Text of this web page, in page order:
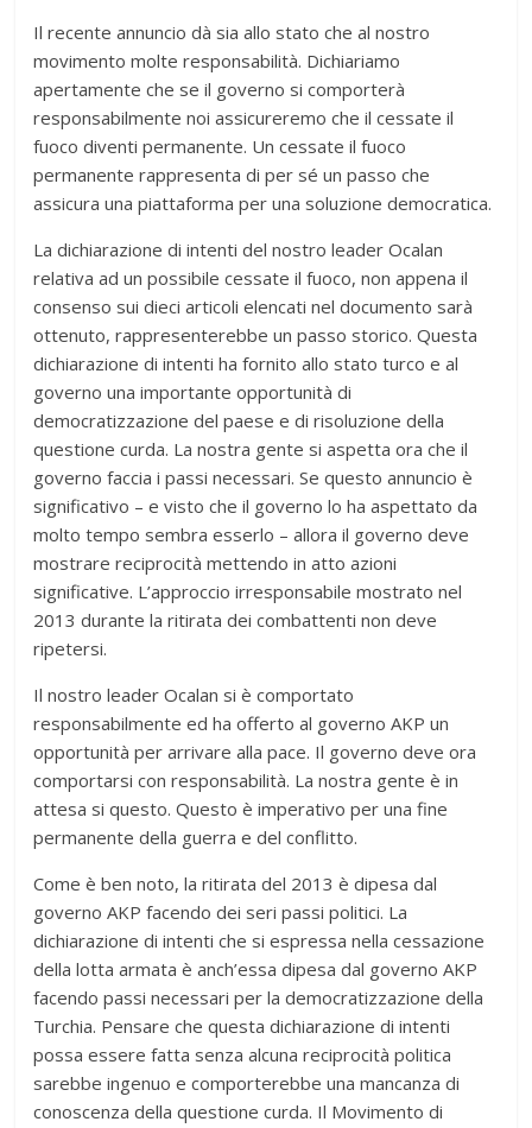
Il recente annuncio dà sia allo stato che al nostro
movimento molte responsabilità. Dichiariamo
apertamente che se il governo si comporterà
responsabilmente noi assicureremo che il cessate il
fuoco diventi permanente. Un cessate il fuoco
permanente rappresenta di per sé un passo che
assicura una piattaforma per una soluzione democratica.
La dichiarazione di intenti del nostro leader Ocalan
relativa ad un possibile cessate il fuoco, non appena il
consenso sui dieci articoli elencati nel documento sarà
ottenuto, rappresenterebbe un passo storico. Questa
dichiarazione di intenti ha fornito allo stato turco e al
governo una importante opportunità di
democratizzazione del paese e di risoluzione della
questione curda. La nostra gente si aspetta ora che il
governo faccia i passi necessari. Se questo annuncio è
significativo – e visto che il governo lo ha aspettato da
molto tempo sembra esserlo – allora il governo deve
mostrare reciprocità mettendo in atto azioni
significative. L’approccio irresponsabile mostrato nel
2013 durante la ritirata dei combattenti non deve
ripetersi.
Il nostro leader Ocalan si è comportato
responsabilmente ed ha offerto al governo AKP un
opportunità per arrivare alla pace. Il governo deve ora
comportarsi con responsabilità. La nostra gente è in
attesa si questo. Questo è imperativo per una fine
permanente della guerra e del conflitto.
Come è ben noto, la ritirata del 2013 è dipesa dal
governo AKP facendo dei seri passi politici. La
dichiarazione di intenti che si espressa nella cessazione
della lotta armata è anch’essa dipesa dal governo AKP
facendo passi necessari per la democratizzazione della
Turchia. Pensare che questa dichiarazione di intenti
possa essere fatta senza alcuna reciprocità politica
sarebbe ingenuo e comporterebbe una mancanza di
conoscenza della questione curda. Il Movimento di